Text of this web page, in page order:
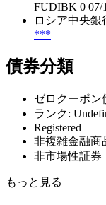
FUDIBK 0 07/
ロシア中央
***
債券分類
ゼロクーポン
ランク:
Registered
非複雑金融商
非市場性証券
もっと見る